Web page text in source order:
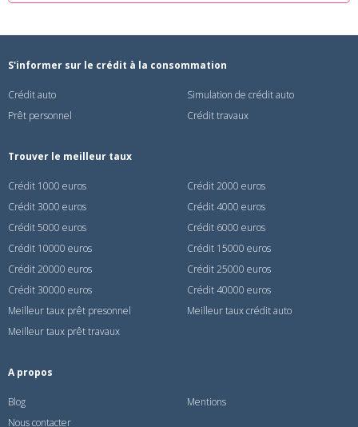
S'informer sur le crédit à la consommation
Crédit auto
Simulation de crédit auto
Prêt personnel
Crédit travaux
Trouver le meilleur taux
Crédit 1000 euros
Crédit 2000 euros
Crédit 3000 euros
Crédit 4000 euros
Crédit 5000 euros
Crédit 6000 euros
Crédit 10000 euros
Crédit 15000 euros
Crédit 20000 euros
Crédit 25000 euros
Crédit 30000 euros
Crédit 40000 euros
Meilleur taux prêt presonnel
Meilleur taux crédit auto
Meilleur taux prêt travaux
A propos
Blog
Mentions
Nous contacter